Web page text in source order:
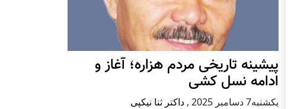
پيشينه تاريخی مردم هزاره؛ آغاز و
ادامه نسل کشی
يكشنبه7 دسامبر 2025 , داکتر ثنا نیکپی